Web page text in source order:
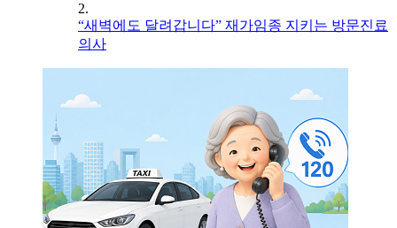
2.
“새벽에도 달려갑니다” 재가임종 지키는 방문진료
의사